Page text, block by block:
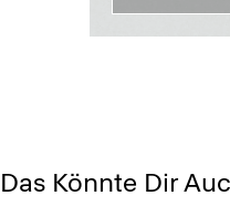
Das Könnte Dir